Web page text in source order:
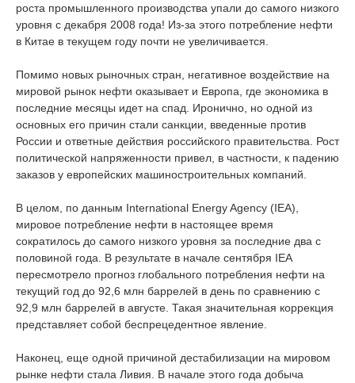
роста промышленного производства упали до самого низкого
уровня с декабря 2008 года! Из-за этого потребление нефти
в Китае в текущем году почти не увеличивается.
Помимо новых рыночных стран, негативное воздействие на
мировой рынок нефти оказывает и Европа, где экономика в
последние месяцы идет на спад. Иронично, но одной из
основных его причин стали санкции, введенные против
России и ответные действия российского правительства. Рост
политической напряженности привел, в частности, к падению
заказов у европейских машиностроительных компаний.
В целом, по данным International Energy Agency (IEA),
мировое потребление нефти в настоящее время
сократилось до самого низкого уровня за последние два с
половиной года. В результате в начале сентября IEA
пересмотрело прогноз глобального потребления нефти на
текущий год до 92,6 млн баррелей в день по сравнению с
92,9 млн баррелей в августе. Такая значительная коррекция
представляет собой беспрецедентное явление.
Наконец, еще одной причиной дестабилизации на мировом
рынке нефти стала Ливия. В начале этого года добыча